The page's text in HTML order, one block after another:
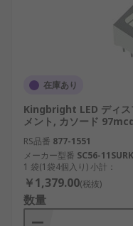
面から適切な色
には赤、正常運
セグメント数：
ント、14セグメ
5x7マトリクスな
表示タイプ：静
カラーの有無な
します。
文字数：必要な表
があるかを確認
カウント表示機器
られる場合があ
在庫あり
Kingbright LED ディス
メント, カソード
RS品番 877-1551
メーカー型番 SC56-
1 袋(1袋4個入り) 小計：
￥1,379.00(税抜)
数量